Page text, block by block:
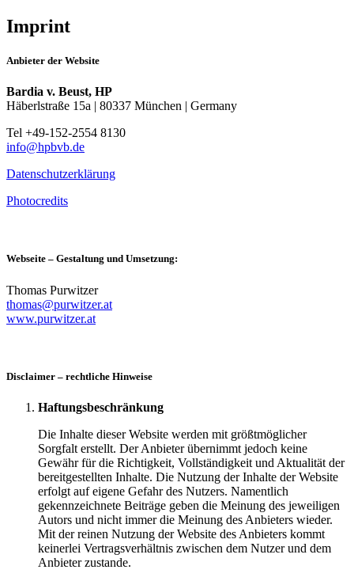
Imprint
Anbieter der Website
Bardia v. Beust, HP
Häberlstraße 15a | 80337 München | Germany
Tel +49-152-2554 8130
info@hpbvb.de
Datenschutzerklärung
Photocredits
Webseite – Gestaltung und Umsetzung:
Thomas Purwitzer
thomas@purwitzer.at
www.purwitzer.at
Disclaimer – rechtliche Hinweise
Haftungsbeschränkung
Die Inhalte dieser Website werden mit größtmöglicher
Sorgfalt erstellt. Der Anbieter übernimmt jedoch keine
Gewähr für die Richtigkeit, Vollständigkeit und Aktualität der
bereitgestellten Inhalte. Die Nutzung der Inhalte der Website
erfolgt auf eigene Gefahr des Nutzers. Namentlich
gekennzeichnete Beiträge geben die Meinung des jeweiligen
Autors und nicht immer die Meinung des Anbieters wieder.
Mit der reinen Nutzung der Website des Anbieters kommt
keinerlei Vertragsverhältnis zwischen dem Nutzer und dem
Anbieter zustande.